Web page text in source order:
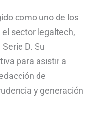
como uno de los
sector legaltech,
D. Su
para asistir a
de
y generación